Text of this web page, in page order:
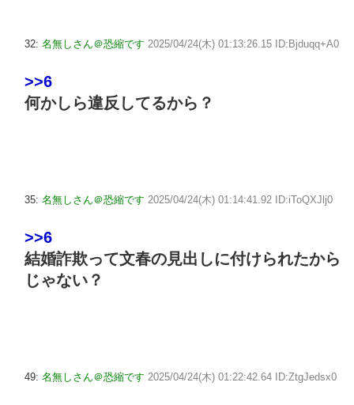
32: 名無しさん＠恐縮です 2025/04/24(木) 01:13:26.15 ID:Bjduqq+A0
>>6
何かしら違反してるから？
35: 名無しさん＠恐縮です 2025/04/24(木) 01:14:41.92 ID:iToQXJlj0
>>6
結婚詐欺って文春の見出しに付けられたから
じゃない？
49: 名無しさん＠恐縮です 2025/04/24(木) 01:22:42.64 ID:ZtgJedsx0